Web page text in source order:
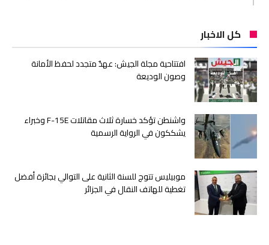
كل الاخبار
افتتاحية مجلة الجيش: عهدٌ متجدد لحفظ الأمانة
وصون الوديعة
واشنطن تؤكد خسارة ثلاث مقاتلات F-15E وخبراء
يشككون في الرواية الرسمية
موبيليس تتوج للسنة الثانية على التوالي بجائزة أفضل
تغطية للهاتف النقال في الجزائر